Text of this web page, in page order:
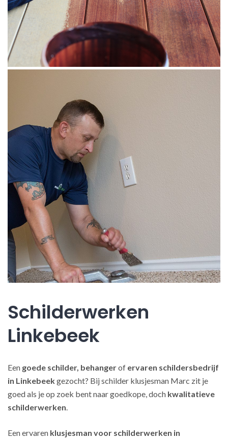
Schilderwerken
Linkebeek
Een goede schilder, behangerof ervaren schildersbedrijf
in Linkebeekgezocht? Bij schilder klusjesman Marc zit je
goed als je op zoek bent naar goedkope, doch kwalitatieve
schilderwerken.
Een ervaren klusjesman voor schilderwerken in